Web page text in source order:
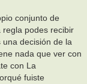
conjunto de
regla podes recibir
decisión de la
nada que ver con
con La
fuiste